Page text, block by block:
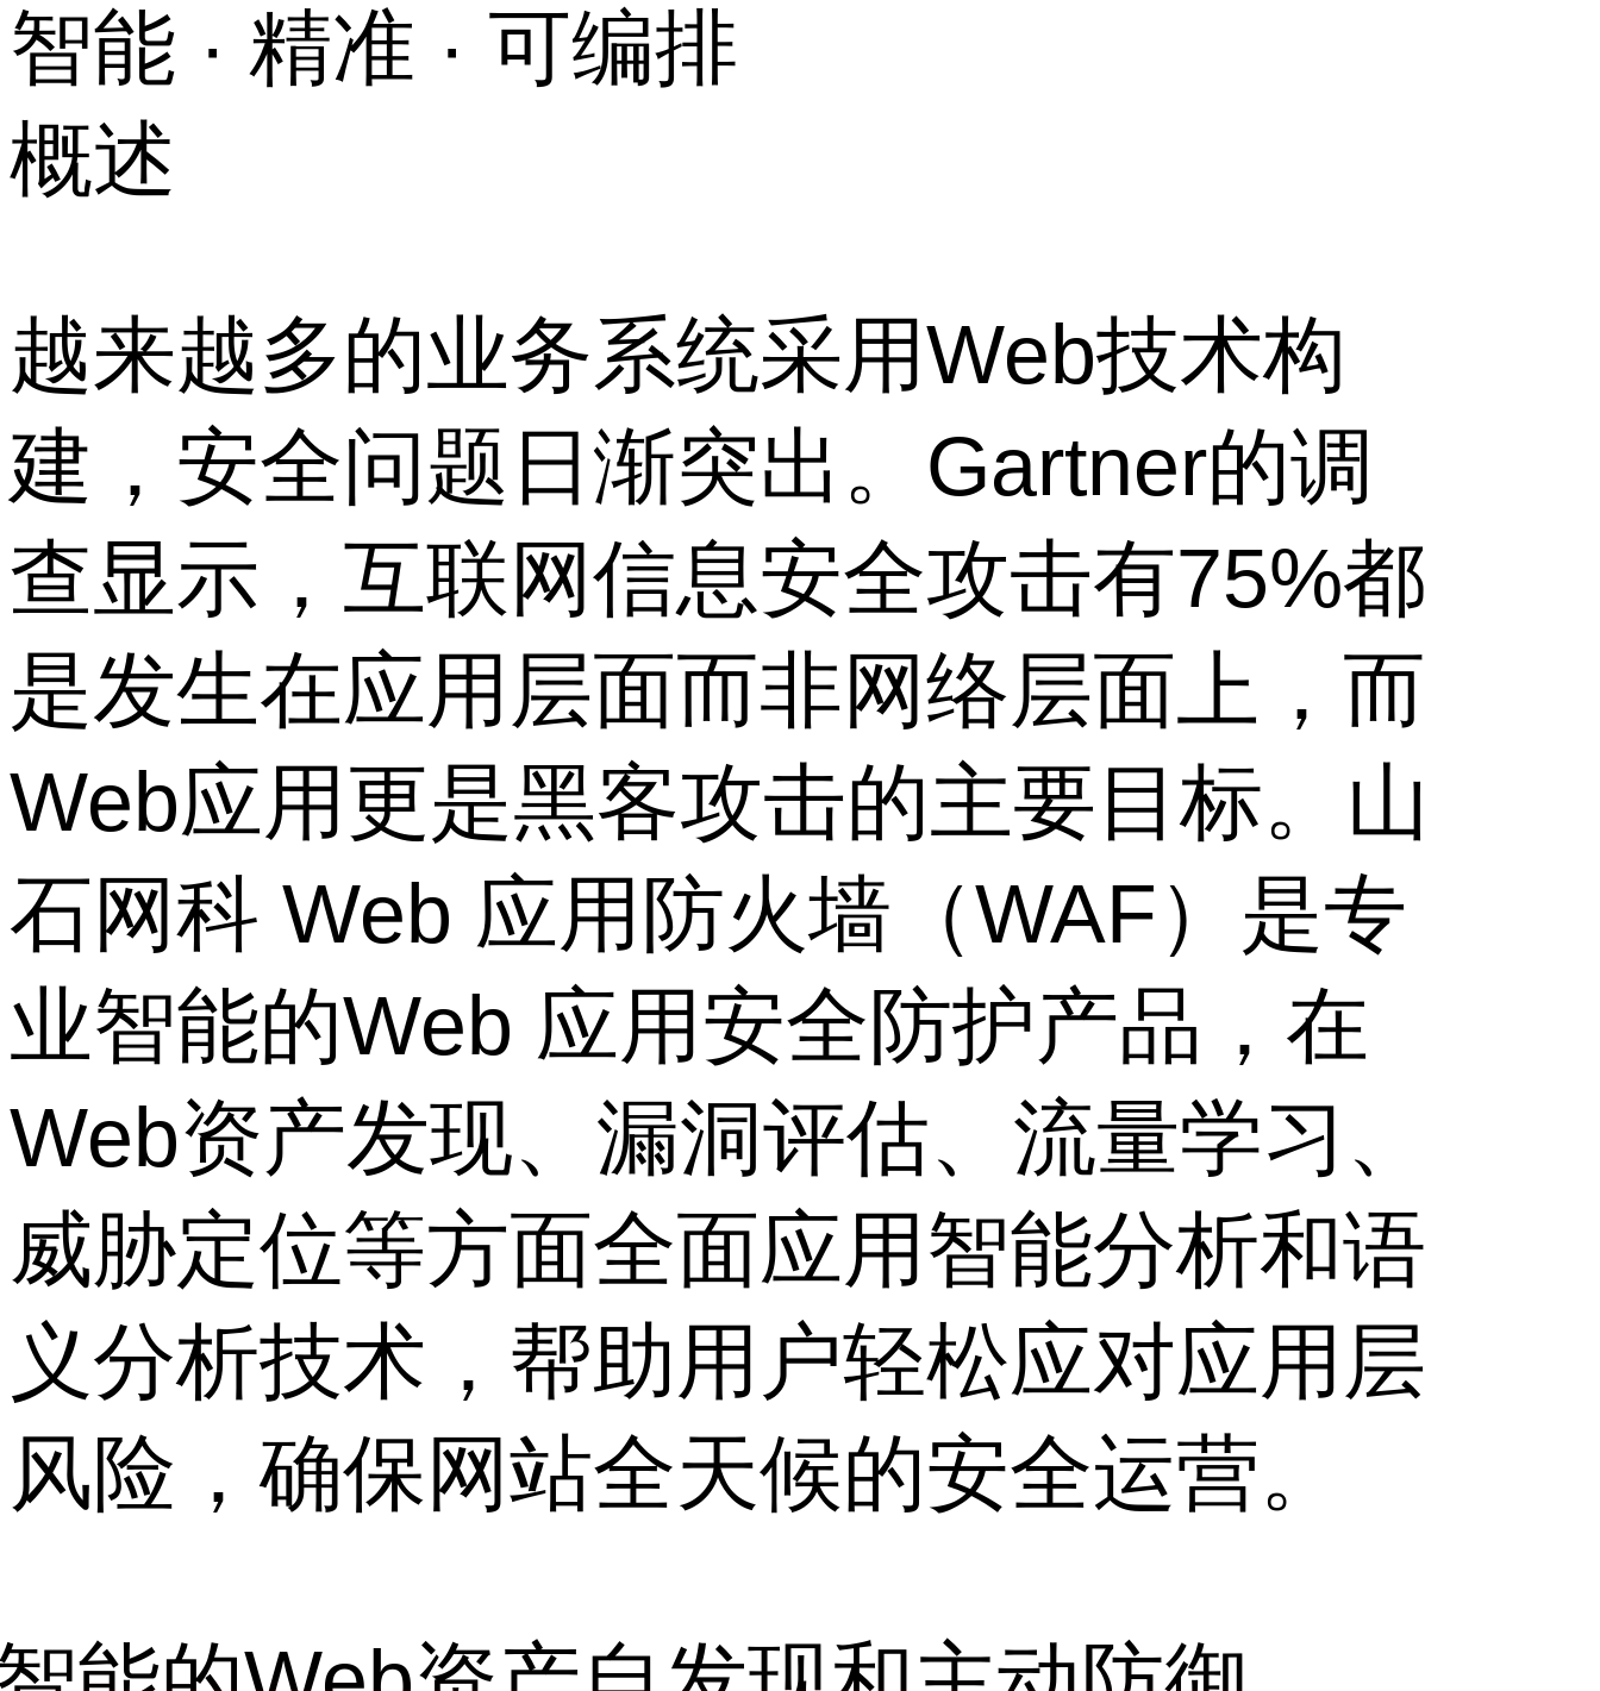
智能 · 精准 · 可编排
概述
越来越多的业务系统采用Web技术构
建，安全问题日渐突出。Gartner的调
查显示，互联网信息安全攻击有75%都
是发生在应用层面而非网络层面上，而
Web应用更是黑客攻击的主要目标。山
石网科 Web 应用防火墙（WAF）是专
业智能的Web 应用安全防护产品，在
Web资产发现、漏洞评估、流量学习、
威胁定位等方面全面应用智能分析和语
义分析技术，帮助用户轻松应对应用层
风险，确保网站全天候的安全运营。